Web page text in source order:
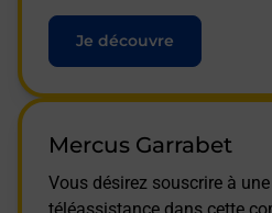
Je découvre
Mercus Garrabet
Vous désirez souscrire à